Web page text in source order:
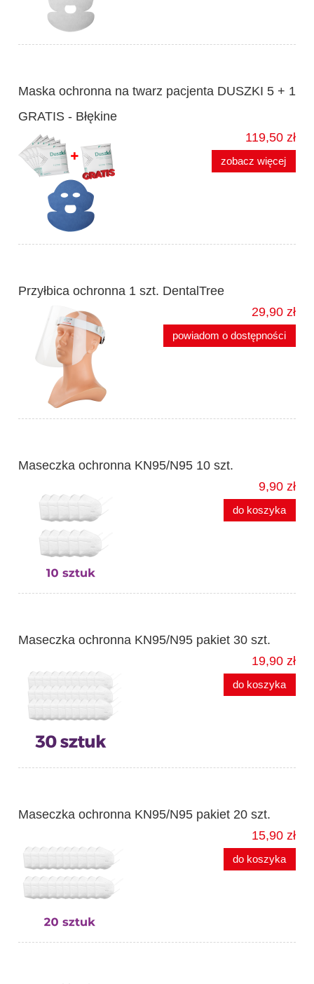
Maska ochronna na twarz pacjenta DUSZKI 5 + 1
GRATIS - Błękine
119,50 zł
zobacz więcej
Przyłbica ochronna 1 szt. DentalTree
29,90 zł
powiadom o dostępności
Maseczka ochronna KN95/N95 10 szt.
9,90 zł
do koszyka
Maseczka ochronna KN95/N95 pakiet 30 szt.
19,90 zł
do koszyka
Maseczka ochronna KN95/N95 pakiet 20 szt.
15,90 zł
do koszyka